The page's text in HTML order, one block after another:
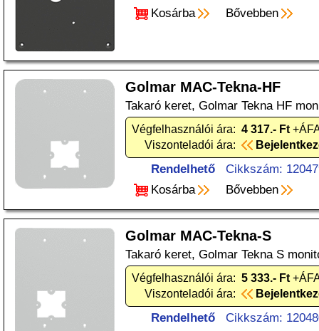
Kosárba
Bővebben
Golmar MAC-Tekna-HF
Takaró keret, Golmar Tekna HF
Végfelhasználói ára: 4 317.- Ft
Viszonteladói ára:
Rendelhető
Cikkszám:
Kosárba
Bővebben
Golmar MAC-Tekna-S
Takaró keret, Golmar Tekna S
Végfelhasználói ára: 5 333.- Ft
Viszonteladói ára:
Rendelhető
Cikkszám: